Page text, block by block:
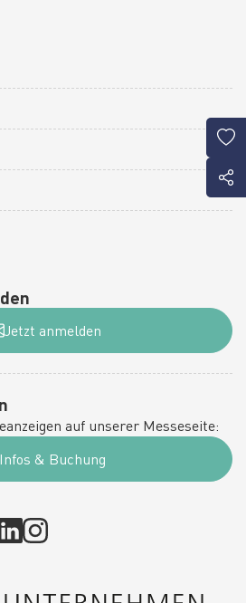
Jetzt anmelden
auf unserer Messeseite:
Infos & Buchung